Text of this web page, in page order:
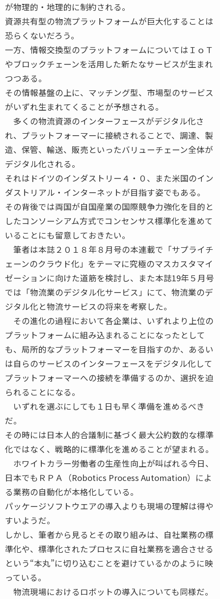
が物理的・地理的に制約される。
資源共有型の物流プラットフォームが巨大化することは
恐らくないだろう。
一方、情報交換型のプラットフォームについてはＩｏＴ
やブロックチェーンを活用した新たなサービスが生まれ
つつある。
その情報基盤の上に、マッチング型、市場型のサービス
がいずれ生まれてくることが予想される。
多くの物流資源のインターフェースがデジタル化さ
れ、プラットフォーマーに接続されることで、調達、製
造、保管、輸送、販売といったバリューチェーン全体が
デジタル化される。
それはドイツのインダストリー４・０、また米国のイン
ダストリアル・インターネットが目指す姿でもある。
その背後では両国が自国産業の国際競争力強化を目的と
したコンソーシアム方式でコンセンサス標準化を進めて
いることにも留意しておきたい。
筆者は本誌２０１８年８月号の本連載で「サプライチ
ェーンのクラウド化」をテーマに究極のマスカスタマイ
ゼーションに向けた道筋を検討し、また本誌19年５月号
では「物流業のデジタル化サービス」にて、物流業のデ
ジタル化と物流サービスの将来を考察した。
その進化の過程において各企業は、いずれより上位の
プラットフォームに組み込まれることになったとして
も、局所的なプラットフォーマーを目指すのか、あるい
は自らのサービスのインターフェースをデジタル化して
プラットフォーマーへの接続を準備するのか、選択を迫
られることになる。
いずれを選ぶにしても１日も早く準備を進めるべき
だ。
その時には日本人的合議制に基づく最大公約数的な標準
化ではなく、戦略的に標準化を進めることが望まれる。
ホワイトカラー労働者の生産性向上が叫ばれる今日、
日本でもＲＰＡ（Robotics Process Automation）によ
る業務の自動化が本格化している。
パッケージソフトウエアの導入よりも現場の理解は得や
すいようだ。
しかし、筆者から見るとその取り組みは、自社業務の標
準化や、標準化されたプロセスに自社業務を適合させる
という“本丸”に切り込むことを避けているかのように映
っている。
物流現場におけるロボットの導入についても同様だ。